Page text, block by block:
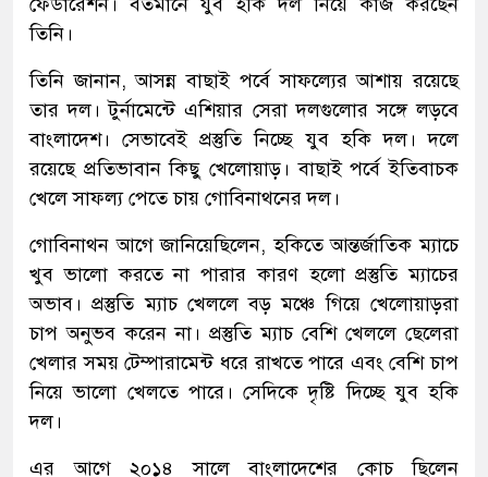
তিনি।
তিনি জানান, আসন্ন বাছাই পর্বে সাফল্যের আশায় রয়েছে
তার দল। টুর্নামেন্টে এশিয়ার সেরা দলগুলোর সঙ্গে লড়বে
বাংলাদেশ। সেভাবেই প্রস্তুতি নিচ্ছে যুব হকি দল। দলে
রয়েছে প্রতিভাবান কিছু খেলোয়াড়। বাছাই পর্বে ইতিবাচক
খেলে সাফল্য পেতে চায় গোবিনাথনের দল।
গোবিনাথন আগে জানিয়েছিলেন, হকিতে আন্তর্জাতিক ম্যাচে
খুব ভালো করতে না পারার কারণ হলো প্রস্তুতি ম্যাচের
অভাব। প্রস্তুতি ম্যাচ খেললে বড় মঞ্চে গিয়ে খেলোয়াড়রা
চাপ অনুভব করেন না। প্রস্তুতি ম্যাচ বেশি খেললে ছেলেরা
খেলার সময় টেম্পারামেন্ট ধরে রাখতে পারে এবং বেশি চাপ
নিয়ে ভালো খেলতে পারে। সেদিকে দৃষ্টি দিচ্ছে যুব হকি
দল।
এর আগে ২০১৪ সালে বাংলাদেশের কোচ ছিলেন